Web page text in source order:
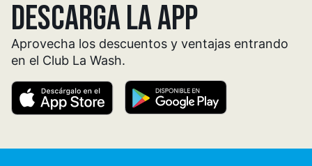
DESCARGA LA APP
Aprovecha los descuentos y ventajas entrando
en el Club La Wash.